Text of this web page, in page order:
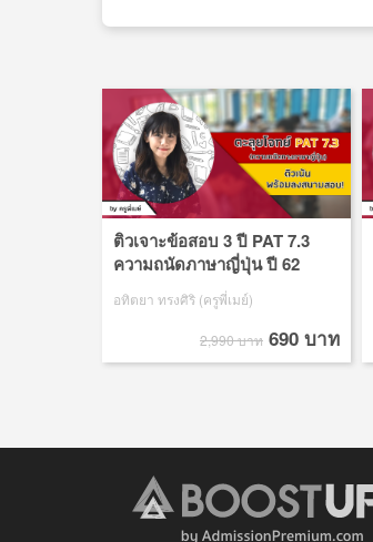
ติวเจาะข้อสอบ 3 ปี PAT 7.3
ความถนัดภาษาญี่ปุ่น ปี 62
*+เทคนิคการเดา การจำ ทำ
ข้อสอบ TCAS โดยเฉพาะ โดย
อทิตยา ทรงศิริ (ครูพี่เมย์)
2,990 บาท 690 บาท